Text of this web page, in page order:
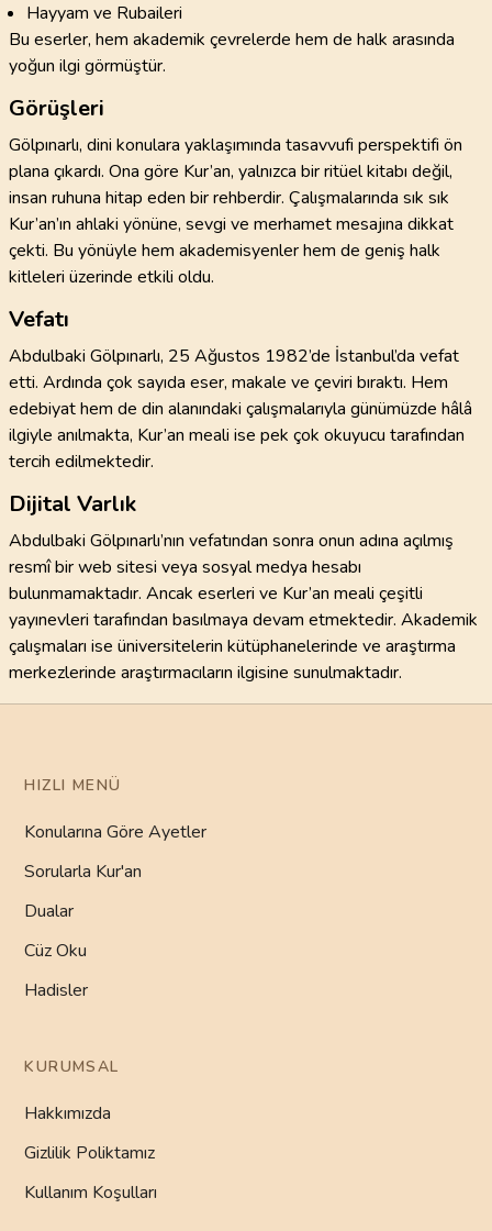
Hayyam ve Rubaileri
Bu eserler, hem akademik çevrelerde hem de halk arasında
yoğun ilgi görmüştür.
Görüşleri
Gölpınarlı, dini konulara yaklaşımında tasavvufi perspektifi ön
plana çıkardı. Ona göre Kur’an, yalnızca bir ritüel kitabı değil,
insan ruhuna hitap eden bir rehberdir. Çalışmalarında sık sık
Kur’an’ın ahlaki yönüne, sevgi ve merhamet mesajına dikkat
çekti. Bu yönüyle hem akademisyenler hem de geniş halk
kitleleri üzerinde etkili oldu.
Vefatı
Abdulbaki Gölpınarlı, 25 Ağustos 1982’de İstanbul’da vefat
etti. Ardında çok sayıda eser, makale ve çeviri bıraktı. Hem
edebiyat hem de din alanındaki çalışmalarıyla günümüzde hâlâ
ilgiyle anılmakta, Kur’an meali ise pek çok okuyucu tarafından
tercih edilmektedir.
Dijital Varlık
Abdulbaki Gölpınarlı’nın vefatından sonra onun adına açılmış
resmî bir web sitesi veya sosyal medya hesabı
bulunmamaktadır. Ancak eserleri ve Kur’an meali çeşitli
yayınevleri tarafından basılmaya devam etmektedir. Akademik
çalışmaları ise üniversitelerin kütüphanelerinde ve araştırma
merkezlerinde araştırmacıların ilgisine sunulmaktadır.
HIZLI MENÜ
Konularına Göre Ayetler
Sorularla Kur'an
Dualar
Cüz Oku
Hadisler
KURUMSAL
Hakkımızda
Gizlilik Poliktamız
Kullanım Koşulları